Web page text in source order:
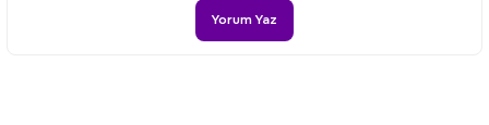
Ürün bilgilerinde hatalar bulunuyor.
Yorum Yaz